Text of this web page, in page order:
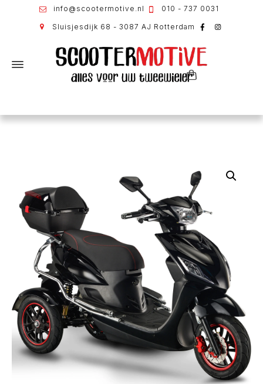
info@scootermotive.nl 010 - 737 0031
Sluisjesdijk 68 - 3087 AJ Rotterdam